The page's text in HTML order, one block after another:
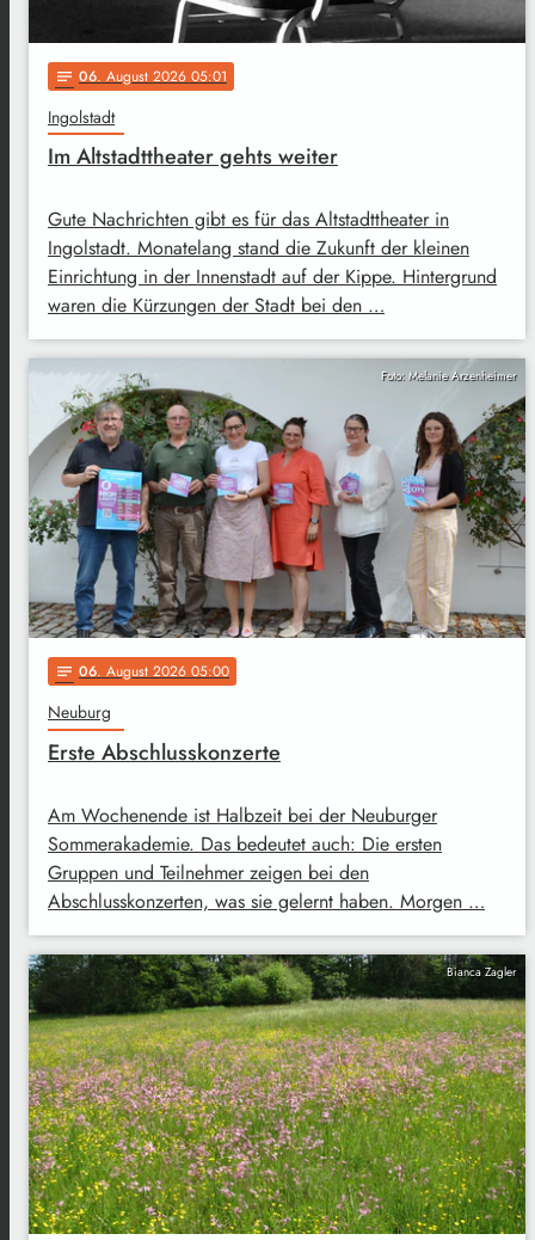
notes 06. August 2026 05:01
Ingolstadt
Im Altstadttheater gehts weiter
Gute Nachrichten gibt es für das Altstadttheater in
Ingolstadt. Monatelang stand die Zukunft der kleinen
Einrichtung in der Innenstadt auf der Kippe. Hintergrund
waren die Kürzungen der Stadt bei den …
Foto: Melanie Arzenheimer
notes 06. August 2026 05:00
Neuburg
Erste Abschlusskonzerte
Am Wochenende ist Halbzeit bei der Neuburger
Sommerakademie. Das bedeutet auch: Die ersten
Gruppen und Teilnehmer zeigen bei den
Abschlusskonzerten, was sie gelernt haben. Morgen …
Bianca Zagler